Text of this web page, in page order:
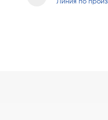
Линия по